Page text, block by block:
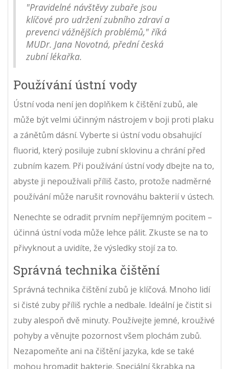
"Pravidelné návštěvy zubaře jsou
klíčové pro udržení zubního zdraví a
prevenci vážnějších problémů," říká
MUDr. Jana Novotná, přední česká
zubní lékařka.
Používání ústní vody
Ústní voda není jen doplňkem k čištění zubů, ale
může být velmi účinným nástrojem v boji proti plaku
a zánětům dásní. Vyberte si ústní vodu obsahující
fluorid, který posiluje zubní sklovinu a chrání před
zubním kazem. Při používání ústní vody dbejte na to,
abyste ji nepoužívali příliš často, protože nadměrné
používání může narušit rovnováhu bakterií v ústech.
Nenechte se odradit prvním nepříjemným pocitem –
účinná ústní voda může lehce pálit. Zkuste se na to
přivyknout a uvidíte, že výsledky stojí za to.
Správná technika čištění
Správná technika čištění zubů je klíčová. Mnoho lidí
si čisté zuby příliš rychle a nedbale. Ideální je čistit si
zuby alespoň dvě minuty. Používejte jemné, krouživé
pohyby a věnujte pozornost všem plochám zubů.
Nezapomeňte ani na čištění jazyka, kde se také
mohou hromadit bakterie. Speciální škrabka na